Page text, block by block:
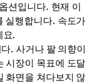
션입니다. 현재 이
실행합니다. 속도가
요.
. 사거나 팔 의향이
시장이 목표에 도달
화면을 쳐다보지 않